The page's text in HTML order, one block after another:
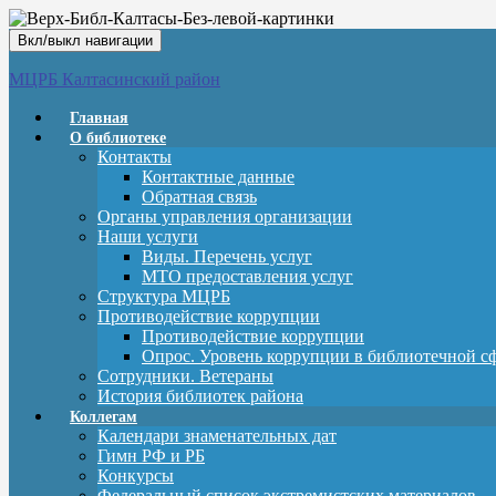
Вкл/выкл навигации
МЦРБ Калтасинский район
Главная
О библиотеке
Контакты
Контактные данные
Обратная связь
Органы управления организации
Наши услуги
Виды. Перечень услуг
МТО предоставления услуг
Структура МЦРБ
Противодействие коррупции
Противодействие коррупции
Опрос. Уровень коррупции в библиотечной
Сотрудники. Ветераны
История библиотек района
Коллегам
Календари знаменательных дат
Гимн РФ и РБ
Конкурсы